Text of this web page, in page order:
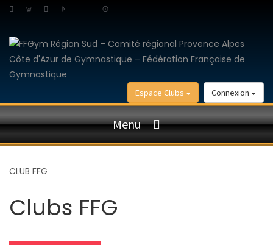
Connexion
Espace Clubs
Menu
CLUB FFG
Clubs FFG